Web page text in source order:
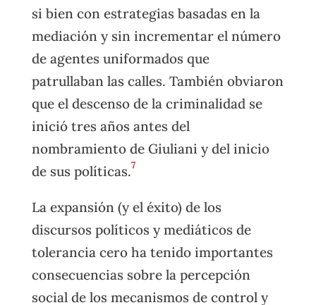
si bien con estrategias basadas en la
mediación y sin incrementar el número
de agentes uniformados que
patrullaban las calles. También obviaron
que el descenso de la criminalidad se
inició tres años antes del
nombramiento de Giuliani y del inicio
de sus políticas.7
La expansión (y el éxito) de los
discursos políticos y mediáticos de
tolerancia cero ha tenido importantes
consecuencias sobre la percepción
social de los mecanismos de control y